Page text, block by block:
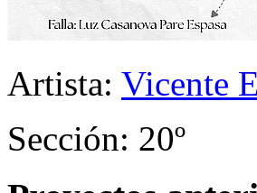
Artista: Vicente
Sección: 20º